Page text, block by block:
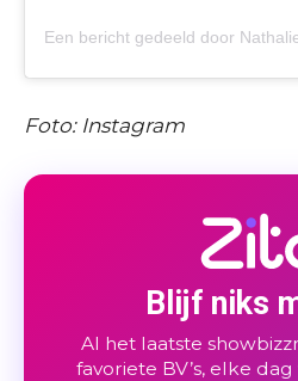
Foto: Instagram
Blijf niks
Al het laatste
favoriete BV’s, elke